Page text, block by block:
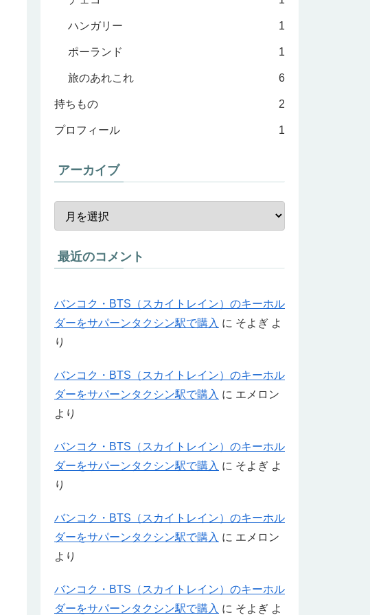
ハンガリー 1
ポーランド 1
旅のあれこれ 6
持ちもの 2
プロフィール 1
アーカイブ
最近のコメント
バンコク・BTS（スカイトレイン）のキーホル
ダーをサパーンタクシン駅で購入 に そよぎ よ
り
バンコク・BTS（スカイトレイン）のキーホル
ダーをサパーンタクシン駅で購入 に エメロン
より
バンコク・BTS（スカイトレイン）のキーホル
ダーをサパーンタクシン駅で購入 に そよぎ よ
り
バンコク・BTS（スカイトレイン）のキーホル
ダーをサパーンタクシン駅で購入 に エメロン
より
バンコク・BTS（スカイトレイン）のキーホル
ダーをサパーンタクシン駅で購入 に そよぎ よ